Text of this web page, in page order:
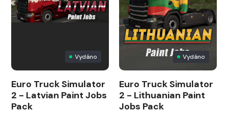
Vydáno
Euro Truck Simulator
2 - Latvian Paint Jobs
Pack
Vydáno
Euro Truck Simulator
2 - Lithuanian Paint
Jobs Pack